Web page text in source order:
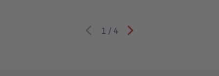
1 / 4